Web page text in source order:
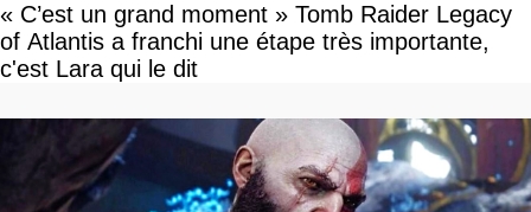
« C’est un grand moment » Tomb Raider Legacy
of Atlantis a franchi une étape très importante,
c'est Lara qui le dit